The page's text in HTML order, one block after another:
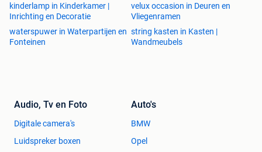
kinderlamp in Kinderkamer |
Inrichting en Decoratie
velux occasion in Deuren en
Vliegenramen
waterspuwer in Waterpartijen en
Fonteinen
string kasten in Kasten |
Wandmeubels
Audio, Tv en Foto
Digitale camera's
Luidspreker boxen
Auto's
BMW
Opel